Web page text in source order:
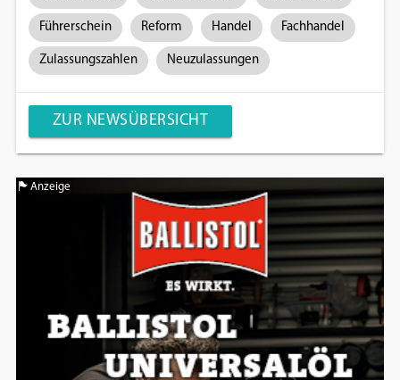
Führerschein Reform Handel Fachhandel
Zulassungszahlen Neuzulassungen
ZUR NEWSÜBERSICHT
Anzeige